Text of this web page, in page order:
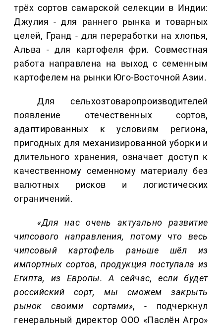
трёх сортов самарской селекции в Индии:
Джулия - для раннего рынка и товарных
целей, Гранд - для переработки на хлопья,
Альва - для картофеля фри. Совместная
работа направлена на выход с семенным
картофелем на рынки Юго-Восточной Азии.
Для сельхозтоваропроизводителей
появление отечественных сортов,
адаптированных к условиям региона,
пригодных для механизированной уборки и
длительного хранения, означает доступ к
качественному семенному материалу без
валютных рисков и логистических
ограничений.
«Для нас очень актуально развитие
чипсового направления, потому что весь
чипсовый картофель раньше шёл из
импортных сортов, продукция поступала из
Египта, из Европы. А сейчас, если будет
российский сорт, мы сможем закрыть
рынок своими сортами», - подчеркнул
генеральный директор ООО «Паслён Агро»